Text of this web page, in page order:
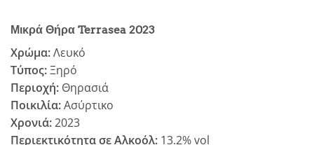
Μικρά Θήρα Terrasea 2023
Χρώμα:Λευκό
Τύπος:Ξηρό
Περιοχή: Θηρασιά
Ποικιλία:Ασύρτικο
Χρονιά:2023
Περιεκτικότητα σε Αλκοόλ: 13.2% vol